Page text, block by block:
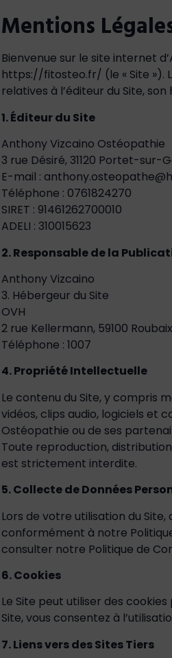
Mentions
Bienvenue sur le site internet
https://fitosteo.fr/ (le « Site »).
relatives à l’éditeur du Site,
1. Éditeur du Site
Anthony Vizcaino Ostéopathie
3 rue Désiré, 31120 Portet-sur-
E-mail :
Téléphone : 0761824270
SIRET : 91461262700010
ADELI : 310015623
2. Responsable de la
Anthony Vizcaino
3. Hébergeur du Site
OVH
2 rue Kellermann, 59100
Téléphone : 1007
4. Propriété Intellectuelle
Le contenu du Site, y compris
vidéos, clips audio, logiciels et
Ostéopathie ou de ses
Toute reproduction,
est strictement interdite.
5. Collecte de Données
Lors de votre utilisation du
conformément à notre
consulter notre Politique de
6. Cookies
Le Site peut utiliser des
Site, vous consentez à
7. Liens vers des Sites Tiers